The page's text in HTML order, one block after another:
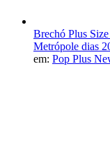
Brechó Plus
Metrópole dias
em: Pop Plus